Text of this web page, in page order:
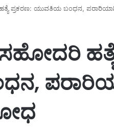
ಪ್ರಕರಣ: ಯುವತಿಯ ಬಂಧನ,
ಹತ್ಯೆ